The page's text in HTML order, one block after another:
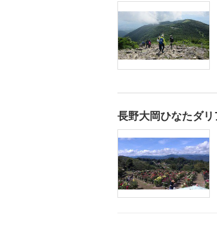
長野大岡ひなたダ